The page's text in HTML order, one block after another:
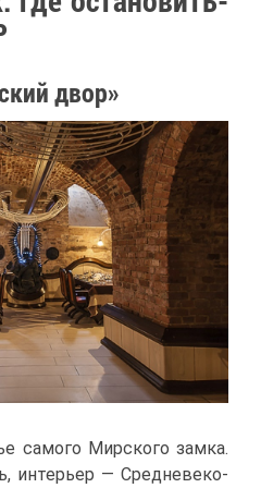
двор»
са­мо­го Мир­ско­го зам­ка.
ин­те­рьер — Сред­не­ве­ко­